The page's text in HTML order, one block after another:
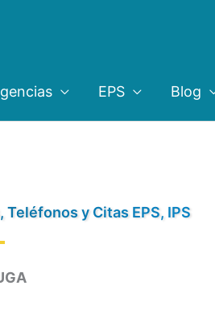
EPS Blog
Teléfonos y Citas EPS, IPS